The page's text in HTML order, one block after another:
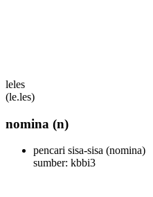
leles
(le.les)
nomina (n)
pencari sisa-sisa (nomina)
sumber: kbbi3